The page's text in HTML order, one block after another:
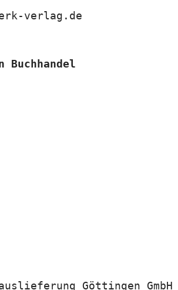
verlag.de
Göttingen GmbH